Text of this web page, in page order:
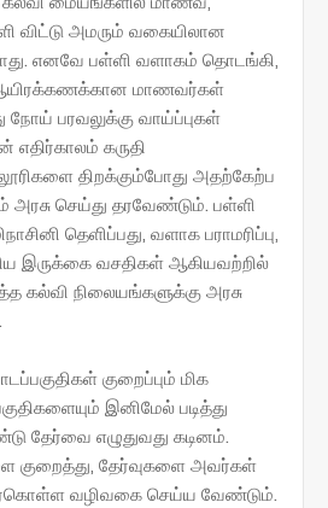
அமரும் வகையிலான
எனவே பள்ளி வளாகம் தொடங்கி,
மாணவர்கள்
நோய் பரவலுக்கு வாய்ப்புகள்
கருதி
திறக்கும்போது அதற்கேற்ப
அரசு செய்து தரவேண்டும். பள்ளி
தெளிப்பது, வளாக பராமரிப்பு,
இருக்கை வசதிகள் ஆகியவற்றில்
கல்வி நிலையங்களுக்கு அரசு
குறைப்பும் மிக
இனிமேல் படித்து
தேர்வை எழுதுவது கடினம்.
குறைத்து, தேர்வுகளை அவர்கள்
வழிவகை செய்ய வேண்டும்.